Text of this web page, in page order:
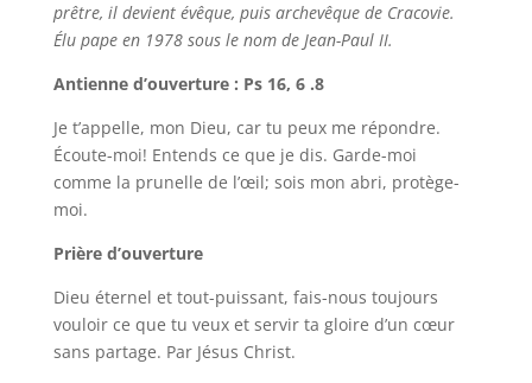
prêtre, il devient évêque, puis archevêque de Cracovie.
Élu pape en 1978 sous le nom de Jean-Paul II.
Antienne d’ouverture : Ps 16, 6 .8
Je t’appelle, mon Dieu, car tu peux me répondre.
Écoute-moi! Entends ce que je dis. Garde-moi
comme la prunelle de l’œil; sois mon abri, protège-
moi.
Prière d’ouverture
Dieu éternel et tout-puissant, fais-nous toujours
vouloir ce que tu veux et servir ta gloire d’un cœur
sans partage. Par Jésus Christ.